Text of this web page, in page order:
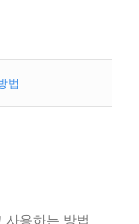
법
용하는 방법